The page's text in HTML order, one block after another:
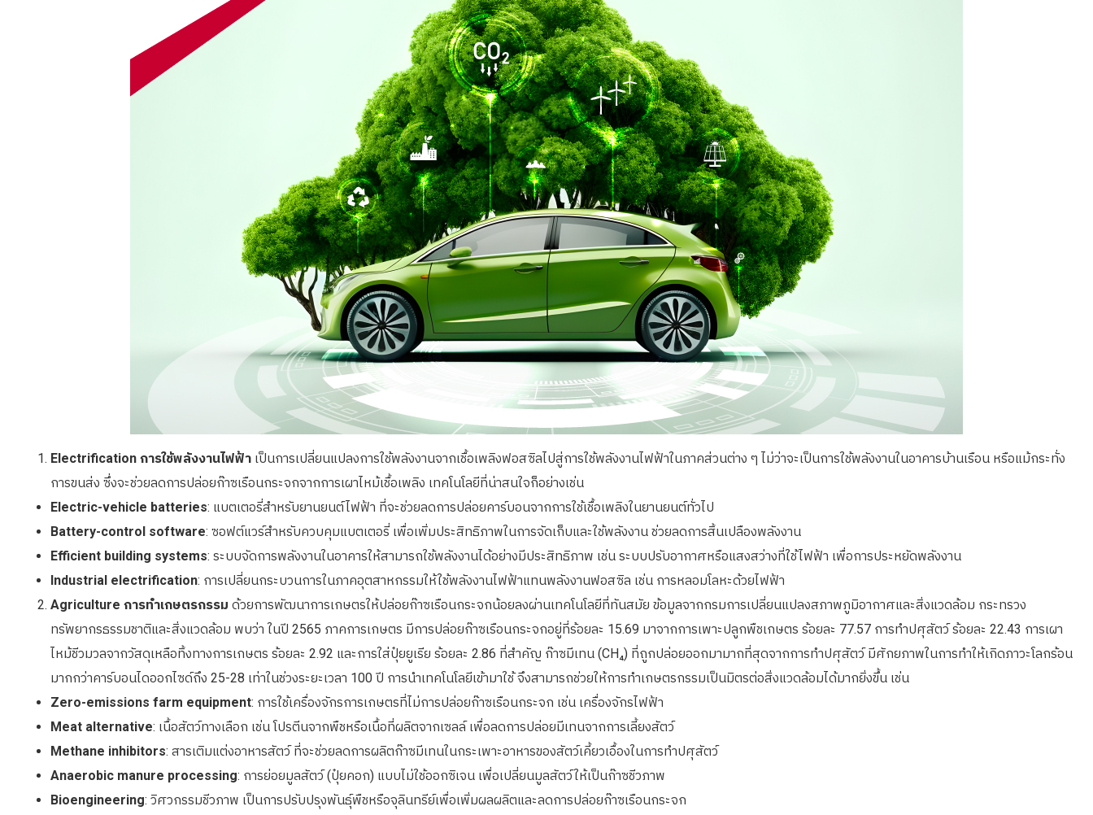
Electrification การใช้พลังงานไฟฟ้า เป็นการเปลี่ยนแปลงการใช้พลังงานจากเชื้อเพลิงฟอสซิลไปสู่การใช้พลังงานไฟฟ้าในภาคส่วนต่าง ๆ ไม่ว่าจะเป็นการใช้พลังงานในอาคารบ้านเรือน หรือแม้กระทั่ง
การขนส่ง ซึ่งจะช่วยลดการปล่อยก๊าซเรือนกระจกจากการเผาไหม้เชื้อเพลิง เทคโนโลยีที่น่าสนใจก็อย่างเช่น
Electric-vehicle batteries: แบตเตอรี่สำหรับยานยนต์ไฟฟ้า ที่จะช่วยลดการปล่อยคาร์บอนจากการใช้เชื้อเพลิงในยานยนต์ทั่วไป
Battery-control software: ซอฟต์แวร์สำหรับควบคุมแบตเตอรี่ เพื่อเพิ่มประสิทธิภาพในการจัดเก็บและใช้พลังงาน ช่วยลดการสิ้นเปลืองพลังงาน
Efficient building systems: ระบบจัดการพลังงานในอาคารให้สามารถใช้พลังงานได้อย่างมีประสิทธิภาพ เช่น ระบบปรับอากาศหรือแสงสว่างที่ใช้ไฟฟ้า เพื่อการประหยัดพลังงาน
Industrial electrification: การเปลี่ยนกระบวนการในภาคอุตสาหกรรมให้ใช้พลังงานไฟฟ้าแทนพลังงานฟอสซิล เช่น การหลอมโลหะด้วยไฟฟ้า
Agriculture การทำเกษตรกรรม ด้วยการพัฒนาการเกษตรให้ปล่อยก๊าซเรือนกระจกน้อยลงผ่านเทคโนโลยีที่ทันสมัย ข้อมูลจากกรมการเปลี่ยนแปลงสภาพภูมิอากาศและสิ่งแวดล้อม กระทรวง
ทรัพยากรธรรมชาติและสิ่งแวดล้อม พบว่า ในปี 2565 ภาคการเกษตร มีการปล่อยก๊าซเรือนกระจกอยู่ที่ร้อยละ 15.69 มาจากการเพาะปลูกพืชเกษตร ร้อยละ 77.57 การทำปศุสัตว์ ร้อยละ 22.43 การเผา
ไหม้ชีวมวลจากวัสดุเหลือทิ้งทางการเกษตร ร้อยละ 2.92 และการใส่ปุ๋ยยูเรีย ร้อยละ 2.86 ที่สำคัญ ก๊าซมีเทน (CH₄) ที่ถูกปล่อยออกมามากที่สุดจากการทำปศุสัตว์ มีศักยภาพในการทำให้เกิดภาวะโลกร้อน
มากกว่าคาร์บอนไดออกไซด์ถึง 25-28 เท่าในช่วงระยะเวลา 100 ปี การนำเทคโนโลยีเข้ามาใช้ จึงสามารถช่วยให้การทำเกษตรกรรมเป็นมิตรต่อสิ่งแวดล้อมได้มากยิ่งขึ้น เช่น
Zero-emissions farm equipment: การใช้เครื่องจักรการเกษตรที่ไม่การปล่อยก๊าซเรือนกระจก เช่น เครื่องจักรไฟฟ้า
Meat alternative: เนื้อสัตว์ทางเลือก เช่น โปรตีนจากพืชหรือเนื้อที่ผลิตจากเซลล์ เพื่อลดการปล่อยมีเทนจากการเลี้ยงสัตว์
Methane inhibitors: สารเติมแต่งอาหารสัตว์ ที่จะช่วยลดการผลิตก๊าซมีเทนในกระเพาะอาหารของสัตว์เคี้ยวเอื้องในการทำปศุสัตว์
Anaerobic manure processing: การย่อยมูลสัตว์ (ปุ๋ยคอก) แบบไม่ใช้ออกซิเจน เพื่อเปลี่ยนมูลสัตว์ให้เป็นก๊าซชีวภาพ
Bioengineering: วิศวกรรมชีวภาพ เป็นการปรับปรุงพันธุ์พืชหรือจุลินทรีย์เพื่อเพิ่มผลผลิตและลดการปล่อยก๊าซเรือนกระจก